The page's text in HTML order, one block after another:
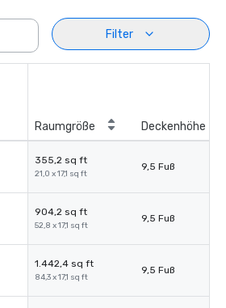
Filter
Raumgröße Deckenhöhe
355,2 sq ft
21,0 x 17,1 sq ft
9,5 Fuß
904,2 sq ft
52,8 x 17,1 sq ft
9,5 Fuß
1.442,4 sq ft
84,3 x 17,1 sq ft
9,5 Fuß